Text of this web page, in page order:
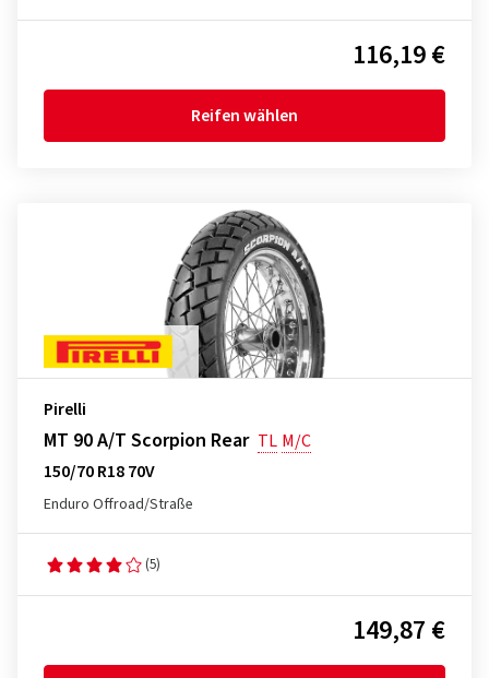
116,19 €
Reifen wählen
Pirelli
MT 90 A/T Scorpion Rear TL M/C
150/70 R18 70V
Enduro Offroad/Straße
(5)
149,87 €